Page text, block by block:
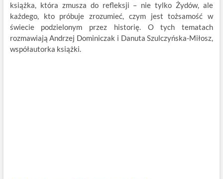
książka, która zmusza do refleksji – nie tylko Żydów, ale
każdego, kto próbuje zrozumieć, czym jest tożsamość w
świecie podzielonym przez historię. O tych tematach
rozmawiają Andrzej Dominiczak i Danuta Szulczyńska-Miłosz,
współautorka książki.